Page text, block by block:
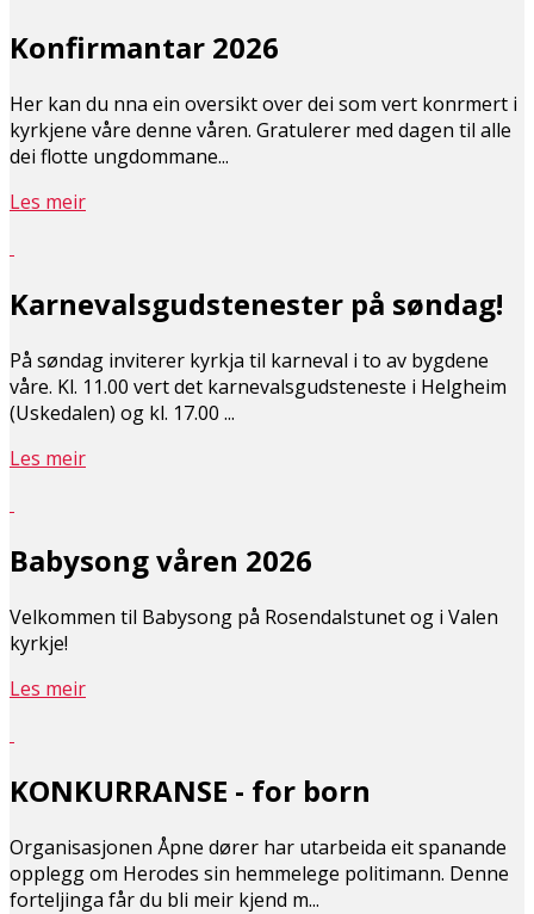
Konfirmantar 2026
Her kan du finna ein oversikt over dei som vert konfirmert i
kyrkjene våre denne våren. Gratulerer med dagen til alle
dei flotte ungdommane...
Les meir
Karnevalsgudstenester på søndag!
På søndag inviterer kyrkja til karneval i to av bygdene
våre. Kl. 11.00 vert det karnevalsgudsteneste i Helgheim
(Uskedalen) og kl. 17.00 ...
Les meir
Babysong våren 2026
Velkommen til Babysong på Rosendalstunet og i Valen
kyrkje!
Les meir
KONKURRANSE - for born
Organisasjonen Åpne dører har utarbeida eit spanande
opplegg om Herodes sin hemmelege politimann. Denne
forteljinga får du bli meir kjend m...